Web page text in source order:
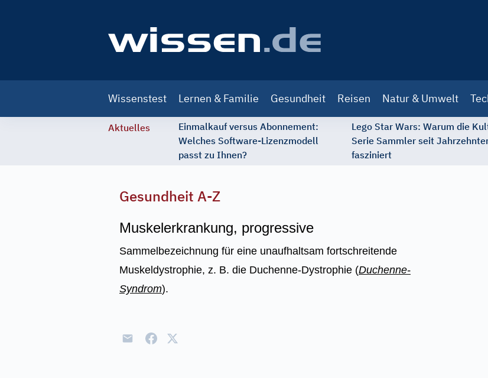
navigation
Wissenstest Lernen & Familie Gesundheit Reisen Natur & Umwelt
Aktuelles
Einmalkauf versus Abonnement:
Welches Software-Lizenzmodell
passt zu Ihnen?
Lego Star Wars: Warum die
Serie Sammler seit
fasziniert
Gesundheit A-Z
Muskelerkrankung, progressive
Sammelbezeichnung für eine unaufhaltsam fortschreitende
Muskeldystrophie, z. B. die Duchenne-Dystrophie (Duchenne-
Syndrom).